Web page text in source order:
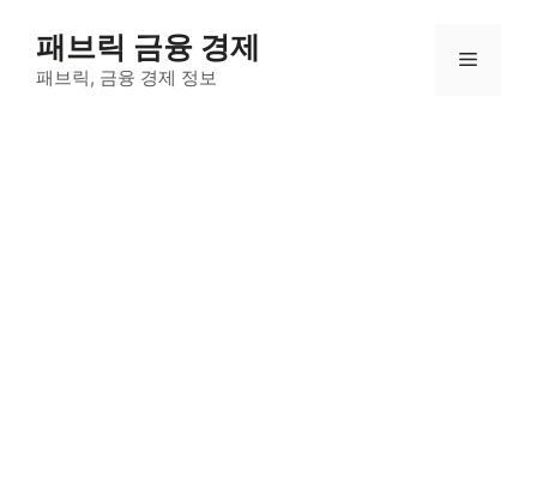
패브릭 금융 경제
패브릭, 금융 경제 정보
메